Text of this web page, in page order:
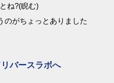
ね?(睨む)
のがちょっとありました
バースラボへ